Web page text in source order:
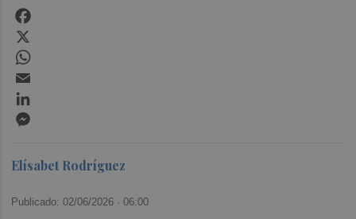
Elísabet Rodríguez
Publicado: 02/06/2026 ·06:00